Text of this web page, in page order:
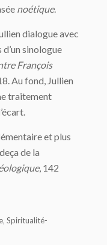
noétique.
dialogue avec
sinologue
François
Au fond, Jullien
traitement
et plus
de la
, 142
, Spiritualité-